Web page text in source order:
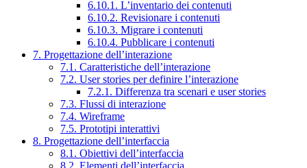
6.10.1. L’inventario dei contenuti
6.10.2. Revisionare i contenuti
6.10.3. Migrare i contenuti
6.10.4. Pubblicare i contenuti
7. Progettazione dell’interazione
7.1. Caratteristiche dell’interazione
7.2. User stories per definire l’interazione
7.2.1. Differenza tra scenari e user stories
7.3. Flussi di interazione
7.4. Wireframe
7.5. Prototipi interattivi
8. Progettazione dell’interfaccia
8.1. Obiettivi dell’interfaccia
8.2. Elementi dell’interfaccia